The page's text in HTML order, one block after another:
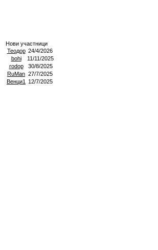
Нови участници
Теодор 24/4/2026
bohi
11/11/2025
rodop
30/8/2025
RuMan 27/7/2025
Венци1
12/7/2025